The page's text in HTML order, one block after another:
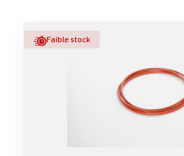
Faible stock